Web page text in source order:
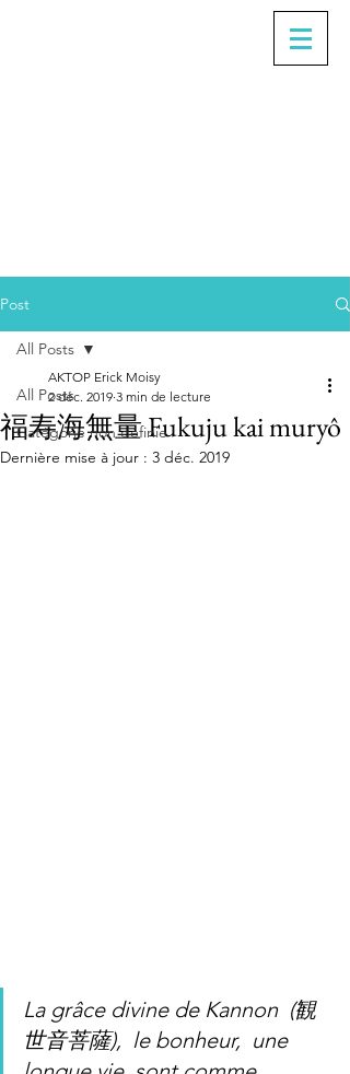
Post
All Posts
Catégorie non définie
All Posts
福寿海無量 Fukuju kai muryô
AKTOP Erick Moisy
2 déc. 2019 3 min de lecture
Dernière mise à jour : 3 déc. 2019
La grâce divine de Kannon  (観
世音菩薩),  le bonheur,  une